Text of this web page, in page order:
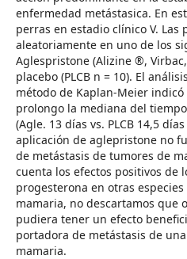
enfermedad metástasica. En
perras en estadio clínico V.
aleatoriamente en uno de los
Aglespristone (Alizine ®,
placebo (PLCB n = 10). El
método de Kaplan-Meier
prolongo la mediana del
(Agle. 13 días vs. PLCB 14,5
aplicación de aglepristone no
de metástasis de tumores de
cuenta los efectos positivos de
progesterona en otras
mamaria, no descartamos que
pudiera tener un efecto
portadora de metástasis de
mamaria.